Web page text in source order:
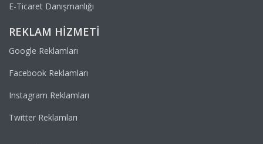
E-Ticaret Danışmanlığı
REKLAM HIZMETI
Google Reklamları
Facebook Reklamları
Instagram Reklamları
Twitter Reklamları